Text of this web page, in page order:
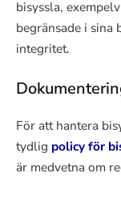
bisyssla,
begränsade i
integritet.
För att hantera
tydlig policy för
är medvetna om